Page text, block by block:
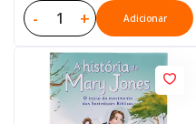
- + Adicionar